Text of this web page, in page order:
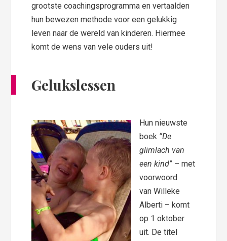
grootste coachingsprogramma en vertaalden
hun bewezen methode voor een gelukkig
leven naar de wereld van kinderen. Hiermee
komt de wens van vele ouders uit!
Gelukslessen
Hun nieuwste
boek “De
glimlach van
een kind” – met
voorwoord
van Willeke
Alberti – komt
op 1 oktober
uit. De titel